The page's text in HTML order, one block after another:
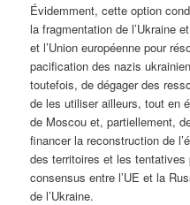
Évidemment, cette option
la fragmentation de l’Ukraine
et l’Union européenne pour
pacification des nazis
toutefois, de dégager des
de les utiliser ailleurs, tout en
de Moscou et, partiellement,
financer la reconstruction de
des territoires et les tentatives
consensus entre l’UE et la
de l’Ukraine.